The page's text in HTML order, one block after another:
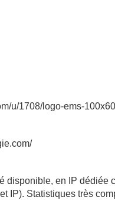
u/1708/logo-ems-
disponible, en IP dédiée
IP). Statistiques très